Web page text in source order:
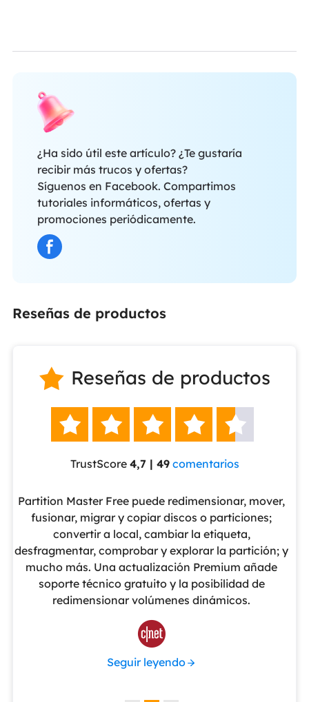
¿Ha sido útil este artículo? ¿Te gustaría
recibir más trucos y ofertas?
Síguenos en Facebook. Compartimos
tutoriales informáticos, ofertas y
promociones periódicamente.
Reseñas de productos
 Reseñas de productos
    
TrustScore 4,7 | 49 comentarios
Partition Master Free puede redimensionar, mover,
fusionar, migrar y copiar discos o particiones;
convertir a local, cambiar la etiqueta,
desfragmentar, comprobar y explorar la partición; y
mucho más. Una actualización Premium añade
soporte técnico gratuito y la posibilidad de
redimensionar volúmenes dinámicos.

Seguir leyendo